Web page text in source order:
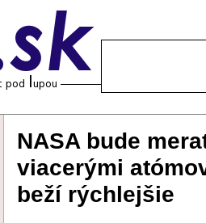
NASA bude
viacerými
beží rýchlejšie